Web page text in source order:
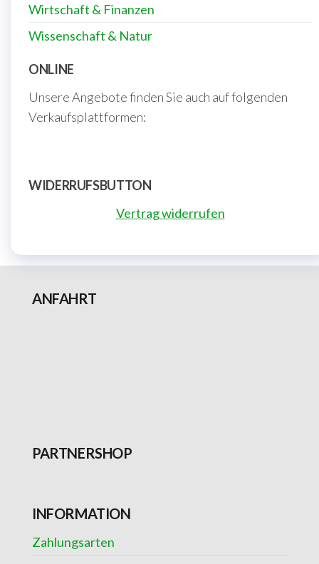
Wirtschaft & Finanzen
Wissenschaft & Natur
ONLINE
Unsere Angebote finden Sie auch auf folgenden
Verkaufsplattformen:
WIDERRUFSBUTTON
Vertrag widerrufen
ANFAHRT
PARTNERSHOP
INFORMATION
Zahlungsarten